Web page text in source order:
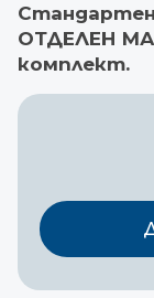
ОТДЕЛЕН
комплект.